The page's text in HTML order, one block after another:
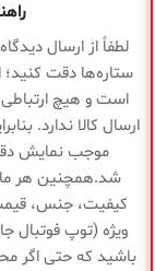
طول 150 سانتی متر
مناسب
چربی
عضلات
نوع
ورزش
ایروبیک
لطفاً از ارسال
ستاره‌ها دقت
است و هیچ ارتباطی
ارسال کالا ندارد.
موجب نمایش
شد.همچنین هر ماه
کیفیت، جنس،
ویژه (توپ فوتبال
باشید که حتی اگر